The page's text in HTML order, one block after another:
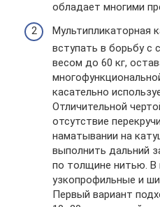
обладает многими
Мультипликаторная
вступать в борьбу с
весом до 60 кг,
касательно
Отличительной
отсутствие
наматывании на
выполнить дальний
по толщине нитью. В
узкопрофильные и
Первый вариант